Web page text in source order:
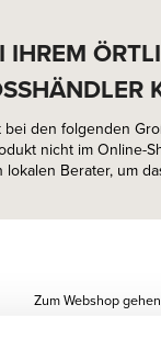
IHREM
bei den folgenden
nicht im Online-
Berater, um
Zum Webshop gehen